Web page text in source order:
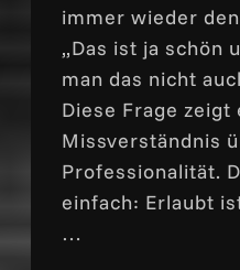
immer wieder
„Das ist ja schön
man das nicht
Diese Frage
Missverständnis
Professionalität.
einfach: Erlaubt
…